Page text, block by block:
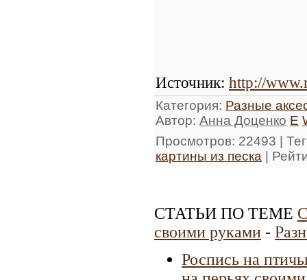
Источник: http://
Категория: Разные
Автор: Анна Доценко E
Просмотров: 22493 |
картины из песка |
СТАТЬИ ПО ТЕМЕ
своими руками -
Роспись на